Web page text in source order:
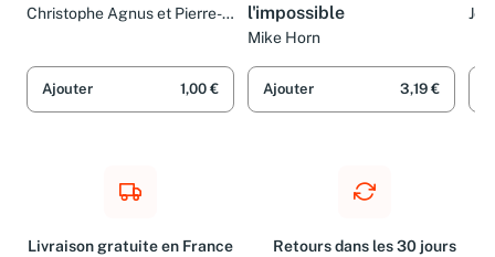
Christophe Agnus et Pierre-
Ajouter 1,00 €
l'impossible
Mike Horn
Ajouter 3,19 €
Livraison gratuite en France
Retours dans les 30 jours